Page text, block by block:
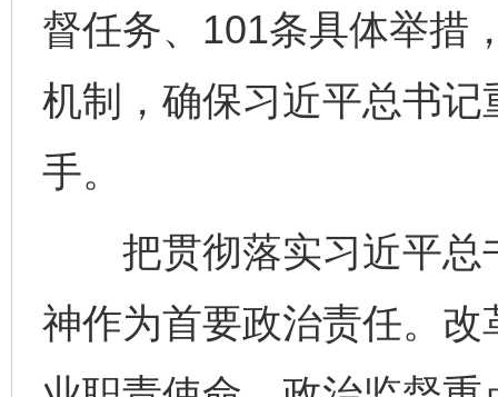
督任务、101条具体举措
机制，确保习近平总书
手。
把贯彻落实习近平总
神作为首要政治责任。